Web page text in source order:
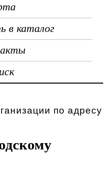
в каталог
по адресу